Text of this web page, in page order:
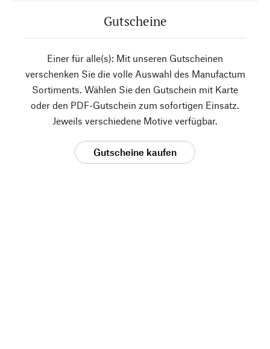
Gutscheine
Einer für alle(s): Mit unseren Gutscheinen
verschenken Sie die volle Auswahl des Manufactum
Sortiments. Wählen Sie den Gutschein mit Karte
oder den PDF-Gutschein zum sofortigen Einsatz.
Jeweils verschiedene Motive verfügbar.
Gutscheine kaufen